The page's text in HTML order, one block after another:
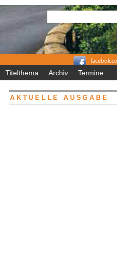
Titelthema Archiv Termine
AKTUELLE AUSGABE